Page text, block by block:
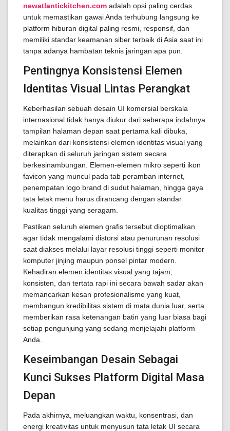
newatlantickitchen.com adalah opsi paling cerdas
untuk memastikan gawai Anda terhubung langsung ke
platform hiburan digital paling resmi, responsif, dan
memiliki standar keamanan siber terbaik di Asia saat ini
tanpa adanya hambatan teknis jaringan apa pun.
Pentingnya Konsistensi Elemen
Identitas Visual Lintas Perangkat
Keberhasilan sebuah desain UI komersial berskala
internasional tidak hanya diukur dari seberapa indahnya
tampilan halaman depan saat pertama kali dibuka,
melainkan dari konsistensi elemen identitas visual yang
diterapkan di seluruh jaringan sistem secara
berkesinambungan. Elemen-elemen mikro seperti ikon
favicon yang muncul pada tab peramban internet,
penempatan logo brand di sudut halaman, hingga gaya
tata letak menu harus dirancang dengan standar
kualitas tinggi yang seragam.
Pastikan seluruh elemen grafis tersebut dioptimalkan
agar tidak mengalami distorsi atau penurunan resolusi
saat diakses melalui layar resolusi tinggi seperti monitor
komputer jinjing maupun ponsel pintar modern.
Kehadiran elemen identitas visual yang tajam,
konsisten, dan tertata rapi ini secara bawah sadar akan
memancarkan kesan profesionalisme yang kuat,
membangun kredibilitas sistem di mata dunia luar, serta
memberikan rasa ketenangan batin yang luar biasa bagi
setiap pengunjung yang sedang menjelajahi platform
Anda.
Keseimbangan Desain Sebagai
Kunci Sukses Platform Digital Masa
Depan
Pada akhirnya, meluangkan waktu, konsentrasi, dan
energi kreativitas untuk menyusun tata letak UI secara